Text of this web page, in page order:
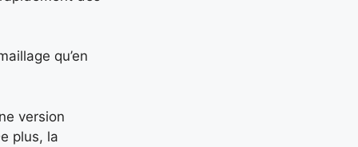
qu’en
version
plus, la